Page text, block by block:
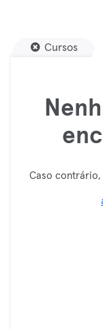
Cursos
Caso